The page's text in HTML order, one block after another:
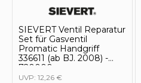
SIEVERT Ventil Reparatur
Set für Gasventil
Promatic Handgriff
336611 (ab BJ. 2008) -
720000
UVP: 12,26 €